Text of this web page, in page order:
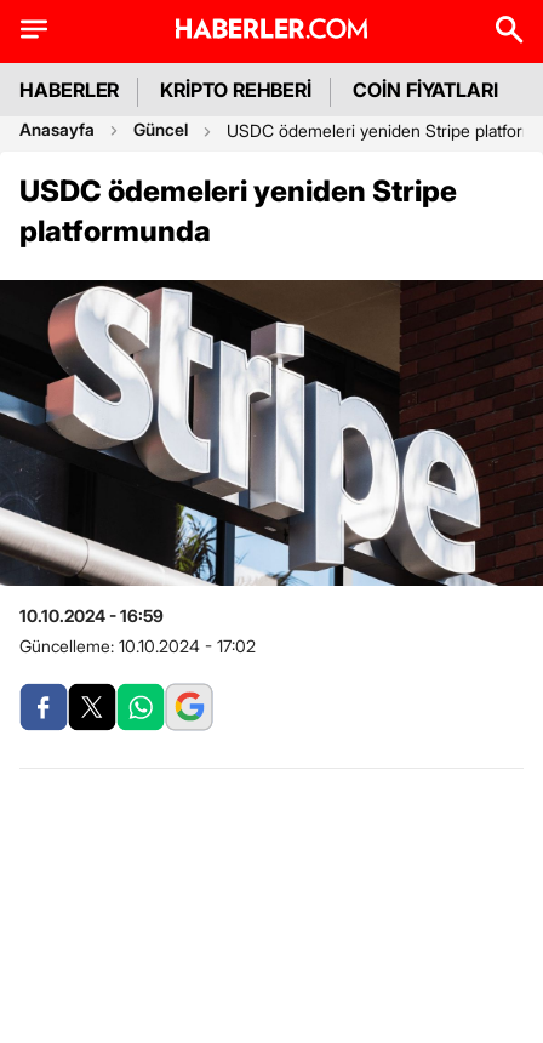
HABERLER KRİPTO REHBERİ COİN FİYATLARI
Anasayfa Güncel USDC ödemeleri yeniden Stripe
USDC ödemeleri yeniden Stripe
platformunda
10.10.2024 - 16:59
Güncelleme: 10.10.2024 - 17:02